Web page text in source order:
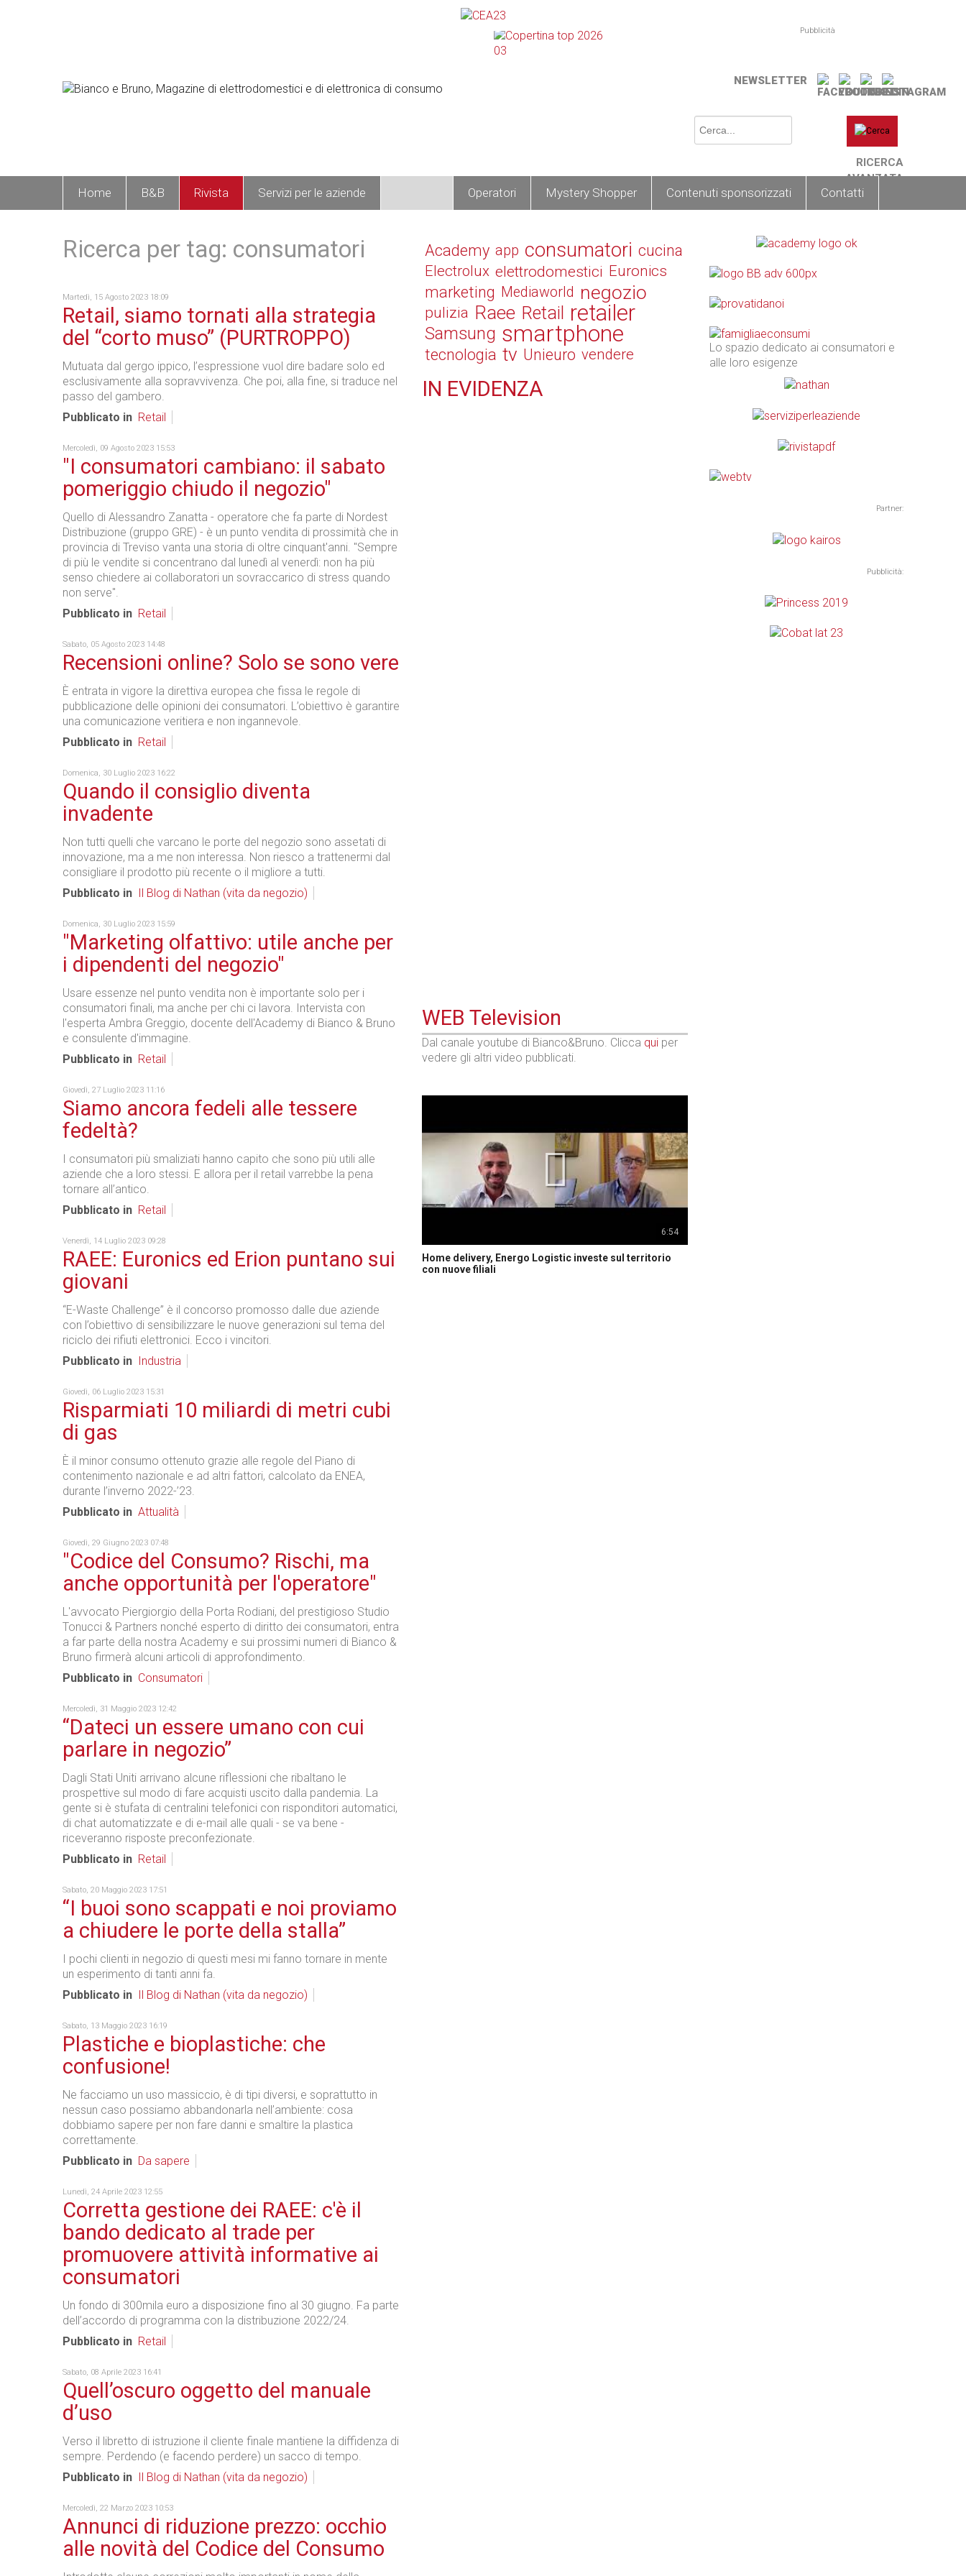
Pubblicità
NEWSLETTER
RICERCA
AVANZATA
Home B&B Rivista Servizi per le aziende Operatori Mystery Shopper Contenuti sponsorizzati Contatti
Ricerca per tag: consumatori
Martedì, 15 Agosto 2023 18:09
Retail, siamo tornati alla strategia
del “corto muso” (PURTROPPO)
Mutuata dal gergo ippico, l’espressione vuol dire badare solo ed
esclusivamente alla sopravvivenza. Che poi, alla fine, si traduce nel
passo del gambero.
Pubblicato in Retail
Mercoledì, 09 Agosto 2023 15:53
"I consumatori cambiano: il sabato
pomeriggio chiudo il negozio"
Quello di Alessandro Zanatta - operatore che fa parte di Nordest
Distribuzione (gruppo GRE) - è un punto vendita di prossimità che in
provincia di Treviso vanta una storia di oltre cinquant'anni. "Sempre
di più le vendite si concentrano dal lunedì al venerdì: non ha più
senso chiedere ai collaboratori un sovraccarico di stress quando
non serve".
Pubblicato in Retail
Sabato, 05 Agosto 2023 14:48
Recensioni online? Solo se sono vere
È entrata in vigore la direttiva europea che fissa le regole di
pubblicazione delle opinioni dei consumatori. L’obiettivo è garantire
una comunicazione veritiera e non ingannevole.
Pubblicato in Retail
Domenica, 30 Luglio 2023 16:22
Quando il consiglio diventa
invadente
Non tutti quelli che varcano le porte del negozio sono assetati di
innovazione, ma a me non interessa. Non riesco a trattenermi dal
consigliare il prodotto più recente o il migliore a tutti.
Pubblicato in
Il Blog di Nathan (vita da negozio)
Domenica, 30 Luglio 2023 15:59
"Marketing olfattivo: utile anche per
i dipendenti del negozio"
Usare essenze nel punto vendita non è importante solo per i
consumatori finali, ma anche per chi ci lavora. Intervista con
l'esperta Ambra Greggio, docente dell'Academy di Bianco & Bruno
e consulente d'immagine.
Pubblicato in Retail
Giovedì, 27 Luglio 2023 11:16
Siamo ancora fedeli alle tessere
fedeltà?
I consumatori più smaliziati hanno capito che sono più utili alle
aziende che a loro stessi. E allora per il retail varrebbe la pena
tornare all’antico.
Pubblicato in Retail
Venerdì, 14 Luglio 2023 09:28
RAEE: Euronics ed Erion puntano sui
giovani
“E-Waste Challenge” è il concorso promosso dalle due aziende
con l’obiettivo di sensibilizzare le nuove generazioni sul tema del
riciclo dei rifiuti elettronici. Ecco i vincitori.
Pubblicato in
Industria
Giovedì, 06 Luglio 2023 15:31
Risparmiati 10 miliardi di metri cubi
di gas
È il minor consumo ottenuto grazie alle regole del Piano di
contenimento nazionale e ad altri fattori, calcolato da ENEA,
durante l’inverno 2022-’23.
Pubblicato in Attualità
Giovedì, 29 Giugno 2023 07:48
"Codice del Consumo? Rischi, ma
anche opportunità per l'operatore"
L'avvocato Piergiorgio della Porta Rodiani, del prestigioso Studio
Tonucci & Partners nonché esperto di diritto dei consumatori, entra
a far parte della nostra Academy e sui prossimi numeri di Bianco &
Bruno firmerà alcuni articoli di approfondimento.
Pubblicato in Consumatori
Mercoledì, 31 Maggio 2023 12:42
“Dateci un essere umano con cui
parlare in negozio”
Dagli Stati Uniti arrivano alcune riflessioni che ribaltano le
prospettive sul modo di fare acquisti uscito dalla pandemia. La
gente si è stufata di centralini telefonici con risponditori automatici,
di chat automatizzate e di e-mail alle quali - se va bene -
riceveranno risposte preconfezionate.
Pubblicato in Retail
Sabato, 20 Maggio 2023 17:51
“I buoi sono scappati e noi proviamo
a chiudere le porte della stalla”
I pochi clienti in negozio di questi mesi mi fanno tornare in mente
un esperimento di tanti anni fa.
Pubblicato in
Il Blog di Nathan (vita da negozio)
Sabato, 13 Maggio 2023 16:19
Plastiche e bioplastiche: che
confusione!
Ne facciamo un uso massiccio, è di tipi diversi, e soprattutto in
nessun caso possiamo abbandonarla nell’ambiente: cosa
dobbiamo sapere per non fare danni e smaltire la plastica
correttamente.
Pubblicato in Da sapere
Lunedì, 24 Aprile 2023 12:55
Corretta gestione dei RAEE: c'è il
bando dedicato al trade per
promuovere attività informative ai
consumatori
Un fondo di 300mila euro a disposizione fino al 30 giugno. Fa parte
dell’accordo di programma con la distribuzione 2022/24.
Pubblicato in Retail
Sabato, 08 Aprile 2023 16:41
Quell’oscuro oggetto del manuale
d’uso
Verso il libretto di istruzione il cliente finale mantiene la diffidenza di
sempre. Perdendo (e facendo perdere) un sacco di tempo.
Pubblicato in
Il Blog di Nathan (vita da negozio)
Mercoledì, 22 Marzo 2023 10:53
Annunci di riduzione prezzo: occhio
alle novità del Codice del Consumo
Academy app consumatori cucina
Electrolux elettrodomestici Euronics
marketing Mediaworld negozio
pulizia Raee Retail retailer
Samsung smartphone
tecnologia tv Unieuro vendere
IN EVIDENZA
WEB Television
Dal canale youtube di Bianco&Bruno. Clicca qui per
vedere gli altri video pubblicati.
6:54
Home delivery, Energo Logistic investe sul territorio
con nuove filiali
Lo spazio dedicato ai consumatori e
alle loro esigenze
Partner:
Pubblicità: